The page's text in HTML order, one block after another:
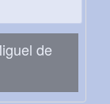
de